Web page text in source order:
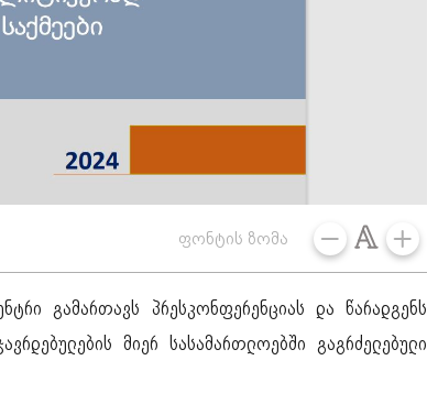
ფონტის ზომა
გამართავს პრესკონფერენციას და წარადგენს
მიერ სასამართლოებში გაგრძელებული